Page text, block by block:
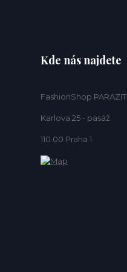
Kde nás najdete
FashionShop PARAZIT
Karlova 25 - pasáž
110 00 Praha 1